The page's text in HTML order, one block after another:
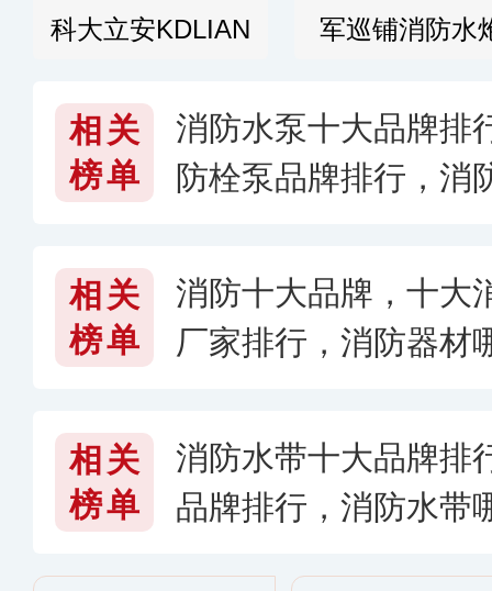
科大立安KDLIAN 军巡铺消防水
相关
榜单
消防水泵十大品牌排
防栓泵品牌排行，消
相关
榜单
消防十大品牌，十大
厂家排行，消防器材
相关
榜单
消防水带十大品牌排
品牌排行，消防水带